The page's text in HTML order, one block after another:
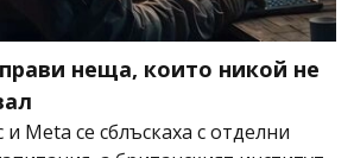
неща, които никой не
Meta се сблъскаха с отделни